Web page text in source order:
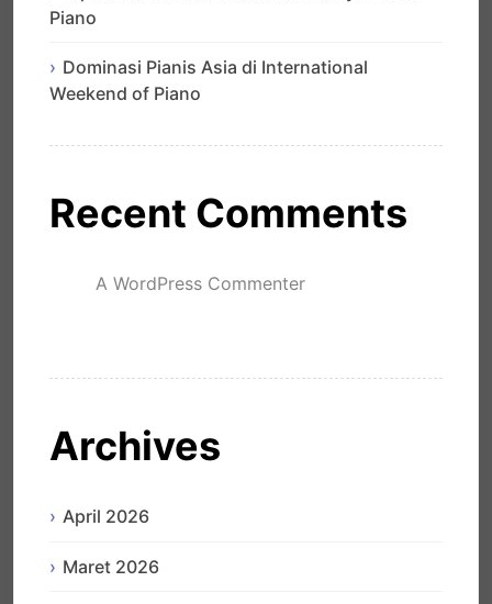
Piano
Dominasi Pianis Asia di International
Weekend of Piano
Recent Comments
A WordPress Commenter
Archives
April 2026
Maret 2026